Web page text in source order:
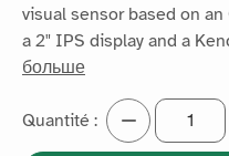
visual sensor based on
a 2" IPS display and a
больше
Quantité :